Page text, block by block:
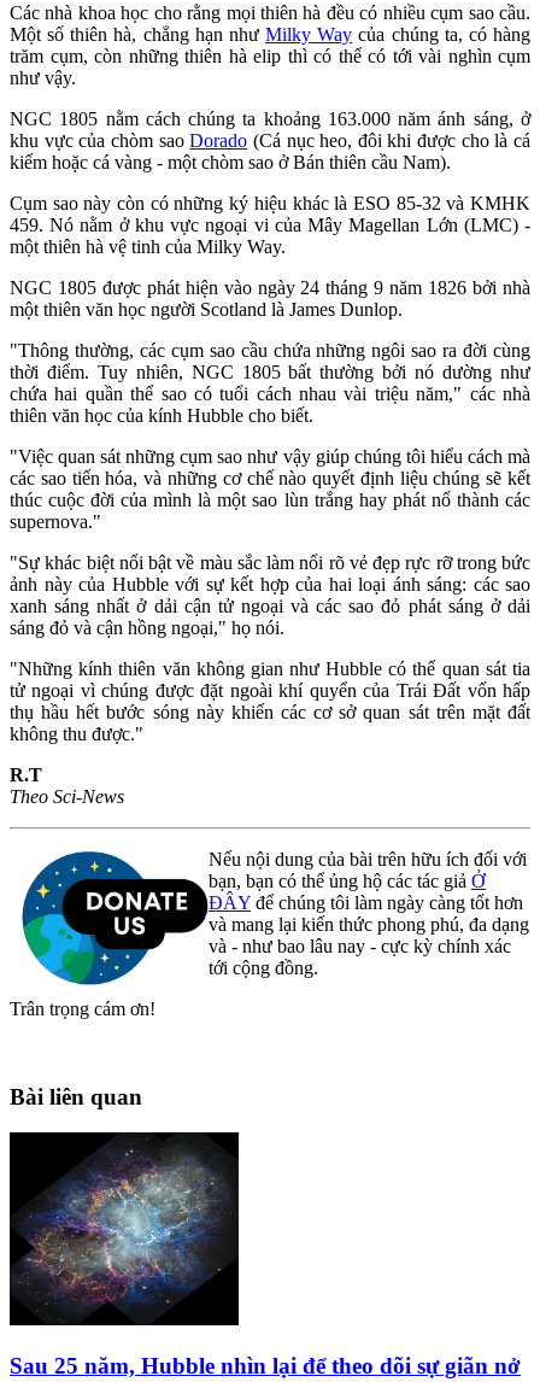
Các nhà khoa học cho rằng mọi thiên hà đều có nhiều cụm sao cầu.
Một số thiên hà, chẳng hạn nhưMilky Way của chúng ta, có hàng
trăm cụm, còn những thiên hà elip thì có thể có tới vài nghìn cụm
như vậy.
NGC 1805 nằm cách chúng ta khoảng 163.000 năm ánh sáng, ở
khu vực của chòm saoDorado (Cá nục heo, đôi khi được cho là cá
kiếm hoặc cá vàng - một chòm sao ở Bán thiên cầu Nam).
Cụm sao này còn có những ký hiệu khác là ESO 85-32 và KMHK
459. Nó nằm ở khu vực ngoại vi của Mây Magellan Lớn (LMC) -
một thiên hà vệ tinh của Milky Way.
NGC 1805 được phát hiện vào ngày 24 tháng 9 năm 1826 bởi nhà
một thiên văn học người Scotland là James Dunlop.
"Thông thường, các cụm sao cầu chứa những ngôi sao ra đời cùng
thời điểm. Tuy nhiên, NGC 1805 bất thường bởi nó dường như
chứa hai quần thể sao có tuổi cách nhau vài triệu năm," các nhà
thiên văn học của kính Hubble cho biết.
"Việc quan sát những cụm sao như vậy giúp chúng tôi hiểu cách mà
các sao tiến hóa, và những cơ chế nào quyết định liệu chúng sẽ kết
thúc cuộc đời của mình là một sao lùn trắng hay phát nổ thành các
supernova."
"Sự khác biệt nổi bật về màu sắc làm nổi rõ vẻ đẹp rực rỡ trong bức
ảnh này của Hubble với sự kết hợp của hai loại ánh sáng: các sao
xanh sáng nhất ở dải cận tử ngoại và các sao đỏ phát sáng ở dải
sáng đỏ và cận hồng ngoại," họ nói.
"Những kính thiên văn không gian như Hubble có thể quan sát tia
tử ngoại vì chúng được đặt ngoài khí quyển của Trái Đất vốn hấp
thụ hầu hết bước sóng này khiến các cơ sở quan sát trên mặt đất
không thu được."
R.T
Theo Sci-News
Nếu nội dung của bài trên hữu ích đối với
bạn, bạn có thể ủng hộ các tác giả Ở
ĐÂY để chúng tôi làm ngày càng tốt hơn
và mang lại kiến thức phong phú, đa dạng
và - như bao lâu nay - cực kỳ chính xác
tới cộng đồng.
Trân trọng cám ơn!
Bài liên quan
Sau 25 năm, Hubble nhìn lại để theo dõi sự giãn nở